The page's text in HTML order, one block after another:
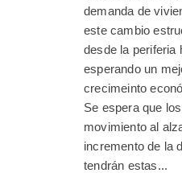
demanda de
este cambio
desde la periferia
esperando un
crecimeinto
Se espera que
movimiento al
incremento de la
tendrán estas...